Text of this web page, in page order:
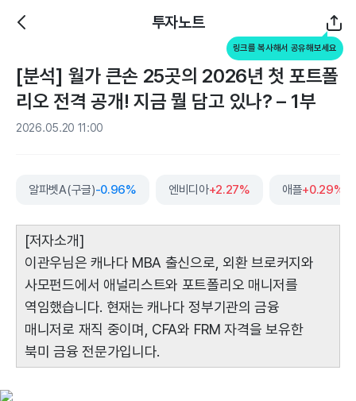
투자노트
링크를 복사해서 공유해보세요
[분석] 월가 큰손 25곳의 2026년 첫 포트폴
리오 전격 공개! 지금 뭘 담고 있나? – 1부
2026.05.20 11:00
알파벳A(구글)-0.96% 엔비디아+2.27% 애플+0.29%
[저자소개]
이관우님은 캐나다 MBA 출신으로, 외환 브로커지와
사모펀드에서 애널리스트와 포트폴리오 매니저를
역임했습니다. 현재는 캐나다 정부기관의 금융
매니저로 재직 중이며, CFA와 FRM 자격을 보유한
북미 금융 전문가입니다.